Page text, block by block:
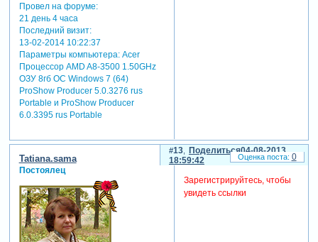
Провел на форуме:
21 день 4 часа
Последний визит:
13-02-2014 10:22:37
Параметры компьютера:Acer
Процессор AMD A8-3500 1.50GHz
ОЗУ 8гб ОС Windows 7 (64)
ProShow Producer 5.0.3276 rus
Portable и ProShow Producer
6.0.3395 rus Portable
Поделиться
13
04-08-2013
18:59:42
Tatiana.sama
Постоялец
Зарегистрируйтесь, чтобы
увидеть ссылки
0